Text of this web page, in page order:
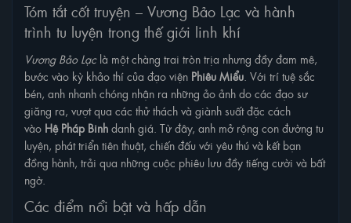
Tóm tắt cốt truyện – Vương Bảo Lạc và hành
trình tu luyện trong thế giới linh khí
Vương Bảo Lạclà một chàng trai tròn trịa nhưng đầy đam mê,
bước vào kỳ khảo thí của đạo viện Phiêu Miểu. Với trí tuệ sắc
bén, anh nhanh chóng nhận ra những ảo ảnh do các đạo sư
giăng ra, vượt qua các thử thách và giành suất đặc cách
vào Hệ Pháp Binhdanh giá. Từ đây, anh mở rộng con đường tu
luyện, phát triển tiên thuật, chiến đấu với yêu thú và kết bạn
đồng hành, trải qua những cuộc phiêu lưu đầy tiếng cười và bất
ngờ.
Các điểm nổi bật và hấp dẫn